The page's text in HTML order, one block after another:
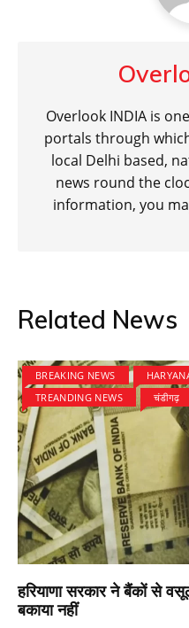
Overlook INDIA is
portals through
local Delhi based,
news round the
information, you
Related News
BREAKING NEWS
TREANDING NEWS
चंडीगढ़
हरियाणा सरकार ने बैंकों से
बकाया नहीं